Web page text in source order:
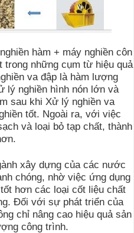
hàm + máy nghiền côn
trong những cụm từ hiệu quả
va đập là hàm lượng
lý nghiền hình nón lớn và
sau khi Xử lý nghiền va
tốt. Ngoài ra, với việc
và loại bỏ tạp chất, thành
xây dựng của các nước
chóng, nhờ việc ứng dụng
hơn các loại cốt liệu chất
Đối với sự phát triển của
chỉ nâng cao hiệu quả sản
công trình.